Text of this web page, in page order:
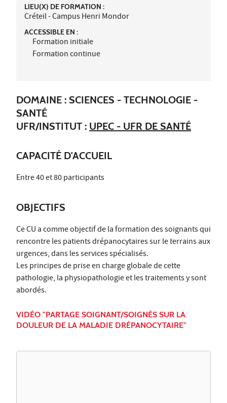
LIEU(X) DE FORMATION :
Créteil - Campus Henri Mondor
ACCESSIBLE EN :
Formation initiale
Formation continue
DOMAINE : SCIENCES - TECHNOLOGIE -
SANTÉ
UFR/INSTITUT : UPEC - UFR DE SANTÉ
CAPACITÉ D'ACCUEIL
Entre 40 et 80 participants
OBJECTIFS
Ce CU a comme objectif de la formation des soignants qui
rencontre les patients drépanocytaires sur le terrains aux
urgences, dans les services spécialisés.
Les principes de prise en charge globale de cette
pathologie, la physiopathologie et les traitements y sont
abordés.
VIDÉO "PARTAGE SOIGNANT/SOIGNÉS SUR LA
DOULEUR DE LA MALADIE DRÉPANOCYTAIRE"​